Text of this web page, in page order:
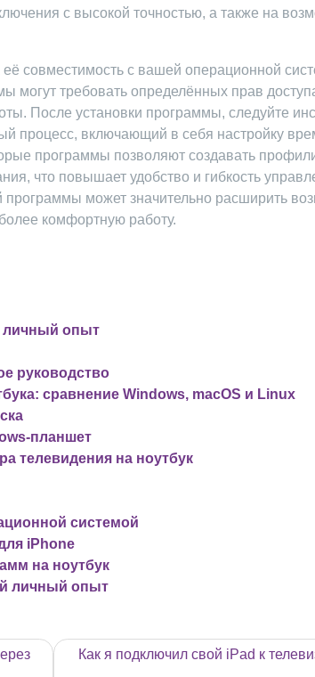
с высокой точностью, а также на
совместимость с вашей операционной
могут требовать определённых прав
После установки программы, следуйте
процесс, включающий в себя настройку
программы позволяют создавать
что повышает удобство и гибкость
может значительно расширить
комфортную работу.
личный опыт
руководство
сравнение Windows, macOS и Linux
планшет
телевидения на ноутбук
системой
iPhone
на ноутбук
личный опыт
Как я подключил свой iPad к